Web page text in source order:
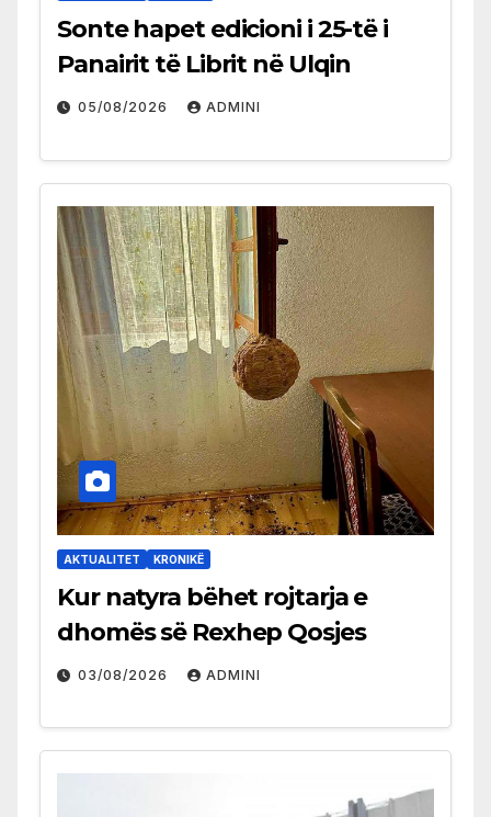
Sonte hapet edicioni i 25-të i
Panairit të Librit në Ulqin
05/08/2026 ADMINI
AKTUALITET KRONIKË
Kur natyra bëhet rojtarja e
dhomës së Rexhep Qosjes
03/08/2026 ADMINI